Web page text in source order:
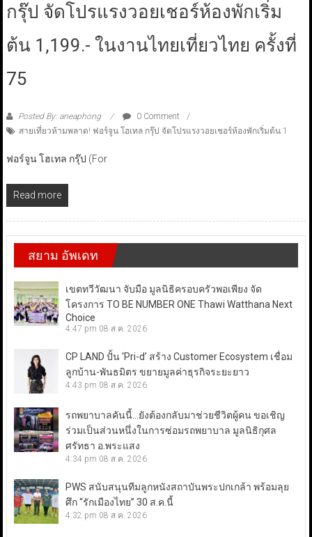
กรุ๊ป จัดโปรแรงวอยเชอร์ห้องพักเริ่ม
ต้น 1,199.- ในงานไทยเที่ยวไทย ครั้งที่
75
Posted By: aneaphong
0 Comment
สายเที่ยวห้ามพลาด! ฟอร์จูน โฮเทล กรุ๊ป จัดโปรแรงวอยเชอร์ห้องพักเริ่มต้น 1
ฟอร์จูน โฮเทล กรุ๊ป (For
Read more
สยาม อัพเดท
เขตทวีวัฒนา จับมือ มูลนิธิครอบครัวพอเพียง จัด
โครงการ TO BE NUMBER ONE Thawi Watthana Next
Choice
4:47 pm 08 ส.ค. 2026
CP LAND ปั้น ‘Pri-d’ สร้าง Customer Ecosystem เชื่อม
ลูกบ้าน-พันธมิตร ขยายมูลค่าธุรกิจระยะยาว
4:43 pm 08 ส.ค. 2026
รถพยาบาลคันนี้…ยังต้องกลับมาช่วยชีวิตผู้คน ขอเชิญ
ร่วมเป็นส่วนหนึ่งในการซ่อมรถพยาบาล มูลนิธิกุศล
ศรัทธา อ.พระแสง
4:34 pm 08 ส.ค. 2026
PWS สนับสนุนทีมลูกหนังสถาบันพระปกเกล้า พร้อมลุย
ศึก “รักเมืองไทย” 30 ส.ค.นี้
4:32 pm 08 ส.ค. 2026